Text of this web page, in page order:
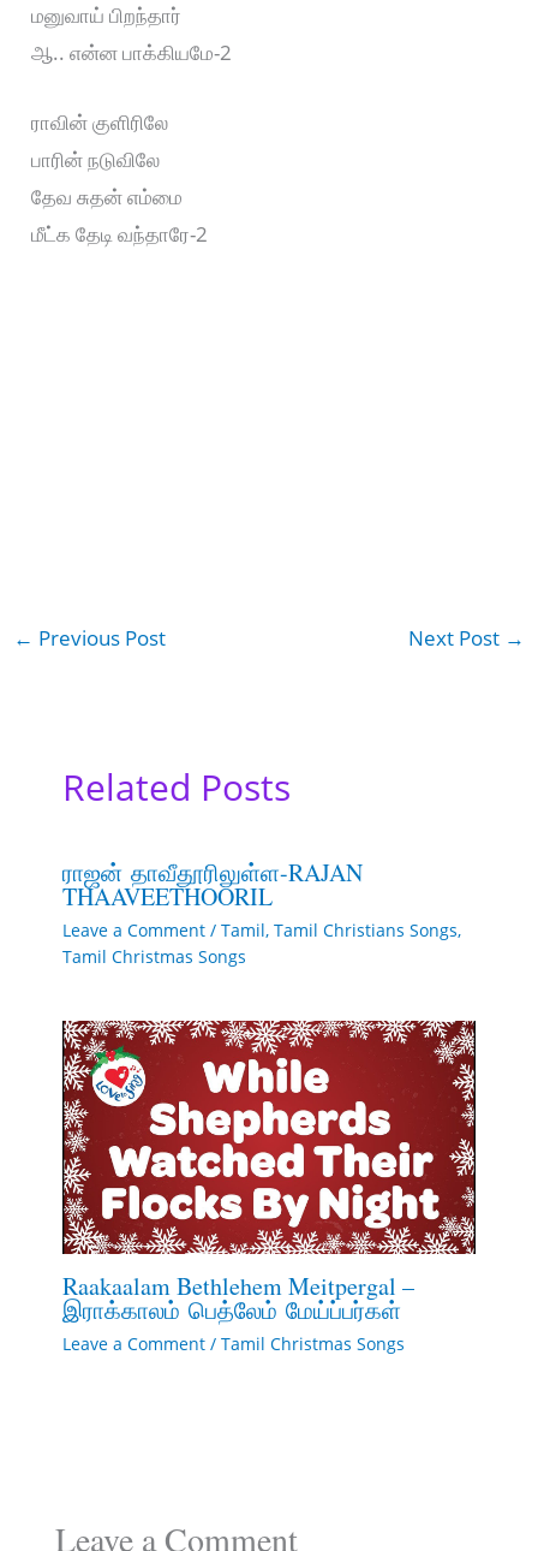
மனுவாய் பிறந்தார்
ஆ.. என்ன பாக்கியமே-2
ராவின் குளிரிலே
பாரின் நடுவிலே
தேவ சுதன் எம்மை
மீட்க தேடி வந்தாரே-2
← Previous Post Next Post →
Related Posts
ராஜன் தாவீதூரிலுள்ள-RAJAN
THAAVEETHOORIL
Leave a Comment / Tamil, Tamil Christians Songs,
Tamil Christmas Songs
Raakaalam Bethlehem Meitpergal –
இராக்காலம் பெத்லேம் மேய்ப்பர்கள்
Leave a Comment / Tamil Christmas Songs
Leave a Comment